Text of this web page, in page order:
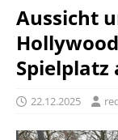
Aussicht
Spielplatz
22.12.2025